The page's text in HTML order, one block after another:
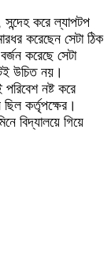
করে ল্যাপটপ
করেছেন সেটা ঠিক
করেছে সেটা
উচিত নয়।
পরিবেশ নষ্ট করে
ছিল কর্তৃপক্ষের।
বিদ্যালয়ে গিয়ে